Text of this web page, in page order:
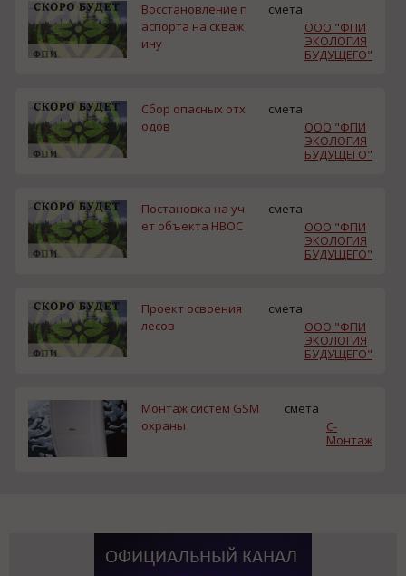
Восстановление п
аспорта на скваж
ину
смета
ООО "ФПИ
ЭКОЛОГИЯ
БУДУЩЕГО"
Сбор опасных отх
одов
смета
ООО "ФПИ
ЭКОЛОГИЯ
БУДУЩЕГО"
Постановка на уч
ет объекта НВОС
смета
ООО "ФПИ
ЭКОЛОГИЯ
БУДУЩЕГО"
Проект освоения
лесов
смета
ООО "ФПИ
ЭКОЛОГИЯ
БУДУЩЕГО"
Монтаж систем GSM
охраны
смета
С-
Монтаж